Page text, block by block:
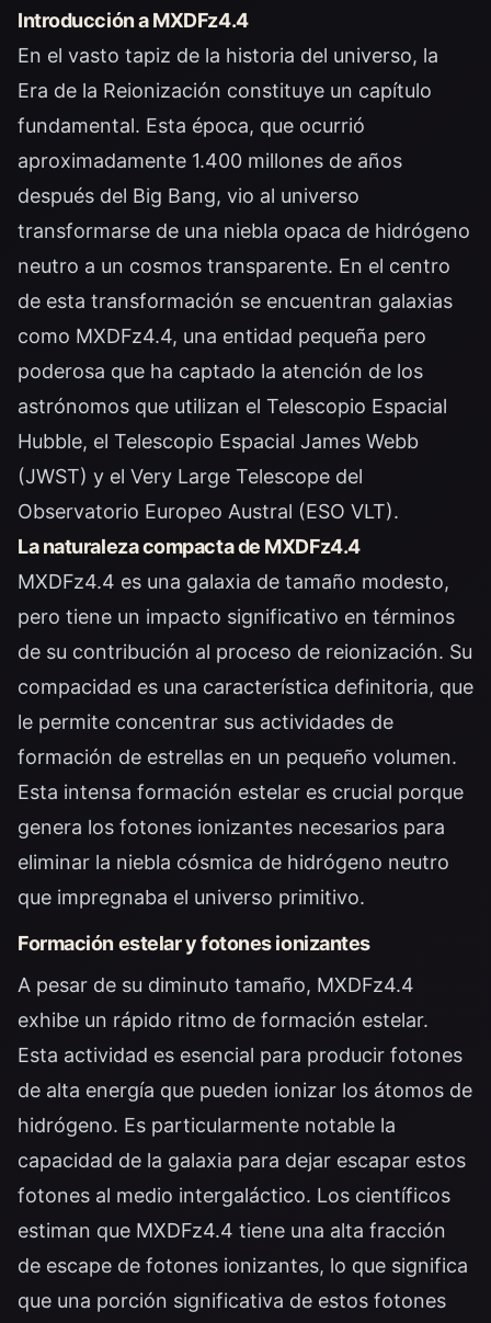
Introducción a MXDFz4.4
En el vasto tapiz de la historia del universo, la
Era de la Reionización constituye un capítulo
fundamental. Esta época, que ocurrió
aproximadamente 1.400 millones de años
después del Big Bang, vio al universo
transformarse de una niebla opaca de hidrógeno
neutro a un cosmos transparente. En el centro
de esta transformación se encuentran galaxias
como MXDFz4.4, una entidad pequeña pero
poderosa que ha captado la atención de los
astrónomos que utilizan el Telescopio Espacial
Hubble, el Telescopio Espacial James Webb
(JWST) y el Very Large Telescope del
Observatorio Europeo Austral (ESO VLT).
La naturaleza compacta de MXDFz4.4
MXDFz4.4 es una galaxia de tamaño modesto,
pero tiene un impacto significativo en términos
de su contribución al proceso de reionización. Su
compacidad es una característica definitoria, que
le permite concentrar sus actividades de
formación de estrellas en un pequeño volumen.
Esta intensa formación estelar es crucial porque
genera los fotones ionizantes necesarios para
eliminar la niebla cósmica de hidrógeno neutro
que impregnaba el universo primitivo.
Formación estelar y fotones ionizantes
A pesar de su diminuto tamaño, MXDFz4.4
exhibe un rápido ritmo de formación estelar.
Esta actividad es esencial para producir fotones
de alta energía que pueden ionizar los átomos de
hidrógeno. Es particularmente notable la
capacidad de la galaxia para dejar escapar estos
fotones al medio intergaláctico. Los científicos
estiman que MXDFz4.4 tiene una alta fracción
de escape de fotones ionizantes, lo que significa
que una porción significativa de estos fotones